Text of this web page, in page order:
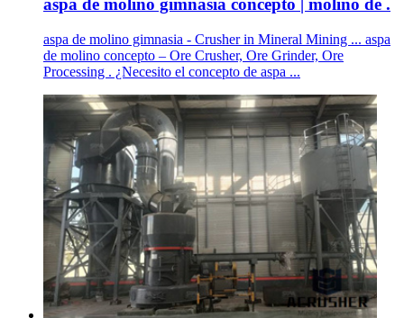
aspa de molino gimnasia concepto | molino de .
aspa de molino gimnasia - Crusher in Mineral Mining ... aspa
de molino concepto – Ore Crusher, Ore Grinder, Ore
Processing . ¿Necesito el concepto de aspa ...